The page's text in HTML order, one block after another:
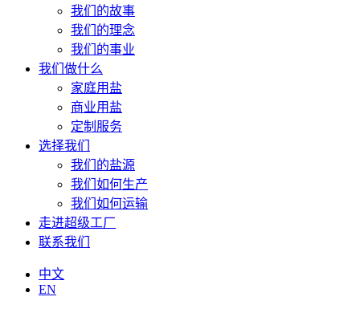
我们的故事
我们的理念
我们的事业
我们做什么
家庭用盐
商业用盐
定制服务
选择我们
我们的盐源
我们如何生产
我们如何运输
走进超级工厂
联系我们
中文
EN